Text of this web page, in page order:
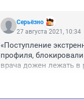
Финал ! Кладбище !
Пусть все наши слёзы
отольются !
И ваши смелые
кто итак умрет ,
Серьёзно
27 августа 2021, 10:34
«Поступление
профиля,
врача дожен лежать